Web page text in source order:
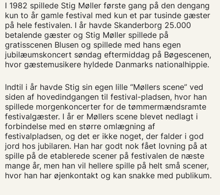
I 1982 spillede Stig Møller første gang på den dengang
kun to år gamle festival med kun et par tusinde gæster
på hele festivalen. I år havde Skanderborg 25.000
betalende gæster og Stig Møller spillede på
gratisscenen Blusen og spillede med hans egen
jubilæumskoncert søndag eftermiddag på Bøgescenen,
hvor gæstemusikere hyldede Danmarks nationalhippie.
Indtil i år havde Stig sin egen lille “Møllers scene” ved
siden af hovedindgangen til festival-pladsen, hvor han
spillede morgenkoncerter for de tømmermændsramte
festivalgæster. I år er Møllers scene blevet nedlagt i
forbindelse med en større omlægning af
festivalpladsen, og det er ikke noget, der falder i god
jord hos jubilaren. Han har godt nok fået lovning på at
spille på de etablerede scener på festivalen de næste
mange år, men han vil hellere spille på helt små scener,
hvor han har øjenkontakt og kan snakke med publikum.